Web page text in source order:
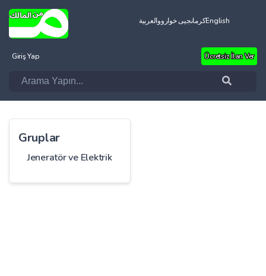
العربيةکرمانجیی خوارووEnglish
Giriş Yap Ücretsiz İlan Ver
Gruplar
Jeneratör ve Elektrik